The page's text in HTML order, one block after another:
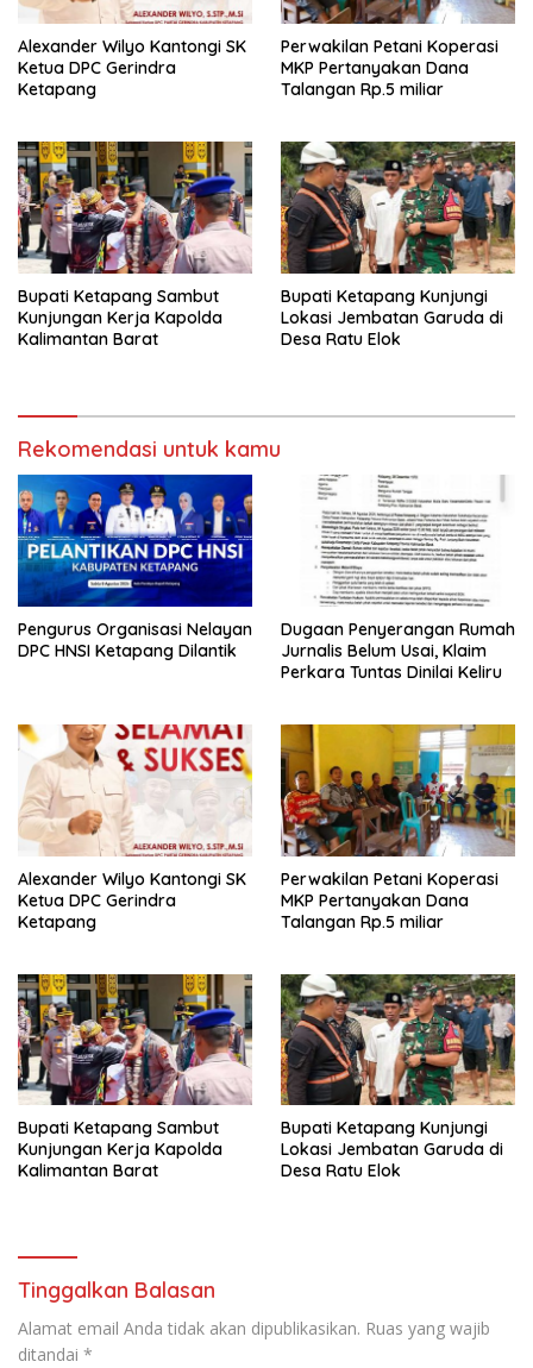
Alexander Wilyo Kantongi SK
Ketua DPC Gerindra
Ketapang
Perwakilan Petani Koperasi
MKP Pertanyakan Dana
Talangan Rp.5 miliar
Bupati Ketapang Sambut
Kunjungan Kerja Kapolda
Kalimantan Barat
Bupati Ketapang Kunjungi
Lokasi Jembatan Garuda di
Desa Ratu Elok
Rekomendasi untuk kamu
Pengurus Organisasi Nelayan
DPC HNSI Ketapang Dilantik
Dugaan Penyerangan Rumah
Jurnalis Belum Usai, Klaim
Perkara Tuntas Dinilai Keliru
Alexander Wilyo Kantongi SK
Ketua DPC Gerindra
Ketapang
Perwakilan Petani Koperasi
MKP Pertanyakan Dana
Talangan Rp.5 miliar
Bupati Ketapang Sambut
Kunjungan Kerja Kapolda
Kalimantan Barat
Bupati Ketapang Kunjungi
Lokasi Jembatan Garuda di
Desa Ratu Elok
Tinggalkan Balasan
Alamat email Anda tidak akan dipublikasikan. Ruas yang wajib
ditandai *